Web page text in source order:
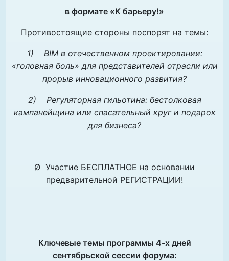
в формате «К барьеру!»
Противостоящие стороны поспорят на темы:
1) BIMв отечественном проектировании:
«головная боль» для представителей отрасли или
прорыв инновационного развития?
2)
Регуляторная гильотина: бестолковая
кампанейщина или спасательный круг и подарок
для бизнеса?
Ø Участие БЕСПЛАТНОЕ на основании
предварительной РЕГИСТРАЦИИ!
Ключевые темы программы 4-х дней
сентябрьской сессии форума: